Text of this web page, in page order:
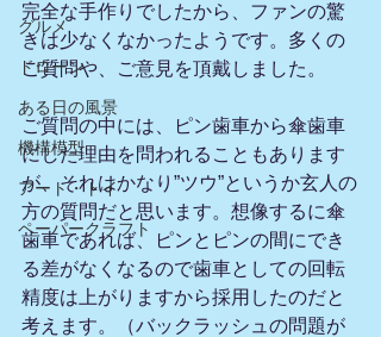
グルメ
ドローン
ある日の風景
機構模型
アート・トイ
ペーパークラフト
完全な手作りでしたから、ファンの驚
きは少なくなかったようです。多くの
ご質問や、ご意見を頂戴しました。
ご質問の中には、ピン歯車から傘歯車
にした理由を問われることもあります
が、それはかなり”ツウ”というか玄人の
方の質問だと思います。想像するに傘
歯車であれば、ピンとピンの間にでき
る差がなくなるので歯車としての回転
精度は上がりますから採用したのだと
考えます。（バックラッシュの問題が